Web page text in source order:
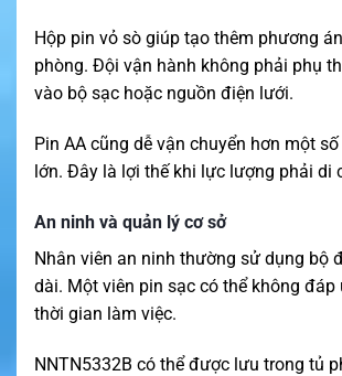
Hộp pin vỏ sò giúp tạo thêm phương
phòng. Đội vận hành không phải phụ
vào bộ sạc hoặc nguồn điện lưới.
Pin AA cũng dễ vận chuyển hơn một
lớn. Đây là lợi thế khi lực lượng phải di
An ninh và quản lý cơ sở
Nhân viên an ninh thường sử dụng bộ
dài. Một viên pin sạc có thể không đáp
thời gian làm việc.
NNTN5332B có thể được lưu trong tủ